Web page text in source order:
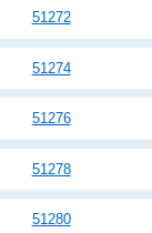
51272
51274
51276
51278
51280